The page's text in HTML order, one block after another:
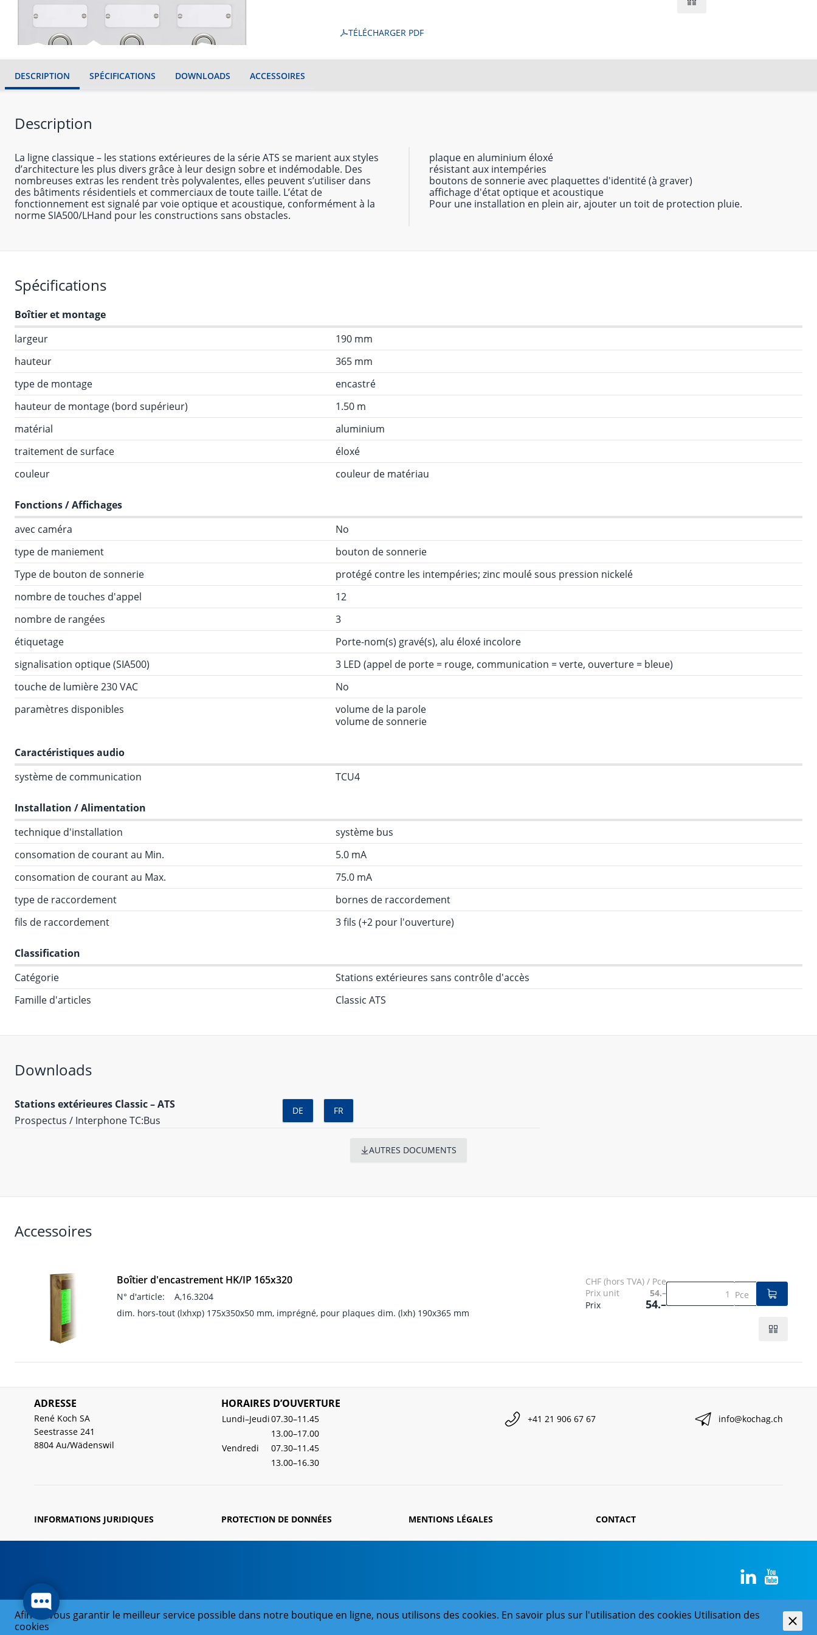
TÉLÉCHARGER PDF
DESCRIPTION SPÉCIFICATIONS DOWNLOADS ACCESSOIRES
Description
La ligne classique – les stations extérieures de la série ATS se marient aux styles
d’architecture les plus divers grâce à leur design sobre et indémodable. Des
nombreuses extras les rendent très polyvalentes, elles peuvent s’utiliser dans
des bâtiments résidentiels et commerciaux de toute taille. L’état de
fonctionnement est signalé par voie optique et acoustique, conformément à la
norme SIA500/LHand pour les constructions sans obstacles.
plaque en aluminium éloxé
résistant aux intempéries
boutons de sonnerie avec plaquettes d'identité (à graver)
affichage d'état optique et acoustique
Pour une installation en plein air, ajouter un toit de protection pluie.
Spécifications
Boîtier et montage
largeur
190 mm
hauteur
365 mm
type de montage
encastré
hauteur de montage (bord supérieur)
1.50 m
matérial
aluminium
traitement de surface
éloxé
couleur
couleur de matériau
Fonctions / Affichages
avec caméra
No
type de maniement
bouton de sonnerie
Type de bouton de sonnerie
protégé contre les intempéries; zinc moulé sous pression nickelé
nombre de touches d'appel
12
nombre de rangées
3
étiquetage
Porte-nom(s) gravé(s), alu éloxé incolore
signalisation optique (SIA500)
3 LED (appel de porte = rouge, communication = verte, ouverture = bleue)
touche de lumière 230 VAC
No
paramètres disponibles
volume de la parole
volume de sonnerie
Caractéristiques audio
système de communication
TCU4
Installation / Alimentation
technique d'installation
système bus
consomation de courant au Min.
5.0 mA
consomation de courant au Max.
75.0 mA
type de raccordement
bornes de raccordement
fils de raccordement
3 fils (+2 pour l'ouverture)
Classification
Catégorie
Stations extérieures sans contrôle d'accès
Famille d'articles
Classic ATS
Downloads
Stations extérieures Classic – ATS
Prospectus / Interphone TC:Bus
DE FR
AUTRES DOCUMENTS
Accessoires
Boîtier d'encastrement HK/IP 165x320
N° d'article:
A,16.3204
dim. hors-tout (lxhxp) 175x350x50 mm, imprégné, pour plaques dim. (lxh) 190x365 mm
CHF (hors TVA) / Pce
Prix unit
54.–
Prix
54.–
Pce
ADRESSE
René Koch SA
Seestrasse 241
8804 Au/Wädenswil
HORAIRES D’OUVERTURE
Lundi–Jeudi07.30–11.45
13.00–17.00
Vendredi
07.30–11.45
13.00–16.30
+41 21 906 67 67 info@kochag.ch
INFORMATIONS JURIDIQUES PROTECTION DE DONNÉES MENTIONS LÉGALES CONTACT
© 2026 René Koch SA
Afin de vous garantir le meilleur service possible dans notre boutique en ligne, nous utilisons des cookies. En savoir plus sur l'utilisation des cookies Utilisation des
cookies